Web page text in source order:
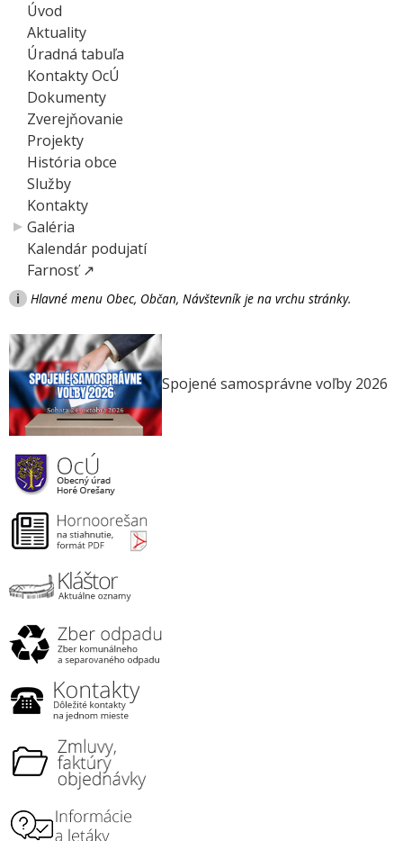
Úvod
Aktuality
Úradná tabuľa
Kontakty OcÚ
Dokumenty
Zverejňovanie
Projekty
História obce
Služby
Kontakty
Galéria
Kalendár podujatí
Farnosť ↗
i Hlavné menu Obec, Občan, Návštevník je na vrchu stránky.
Spojené samosprávne voľby 2026